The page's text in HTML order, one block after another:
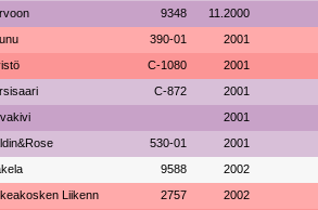
9348 11.2000
390-01 2001
C-1080 2001
C-872 2001
2001
530-01 2001
9588 2002
Liikenn 2757 2002